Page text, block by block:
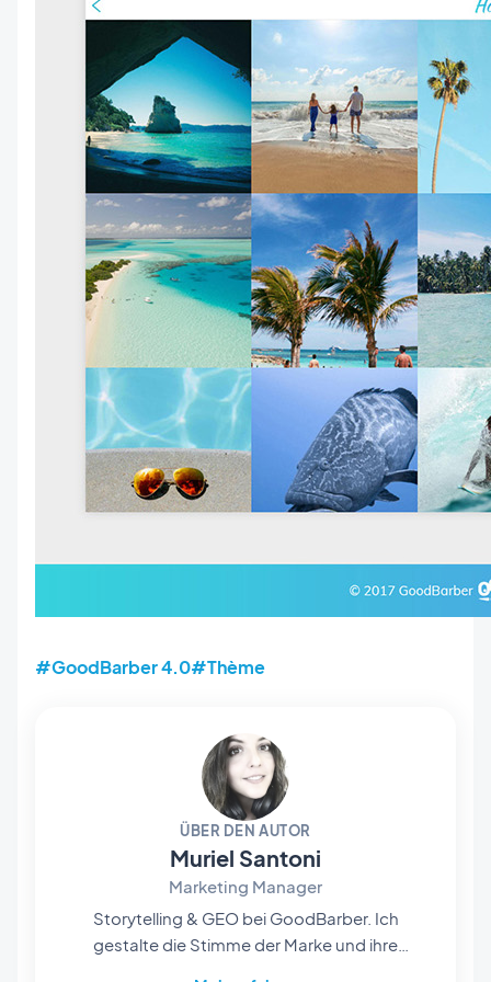
#GoodBarber 4.0#Thème
ÜBER DEN AUTOR
Muriel Santoni
Marketing Manager
Storytelling & GEO bei GoodBarber. Ich
gestalte die Stimme der Marke und ihre